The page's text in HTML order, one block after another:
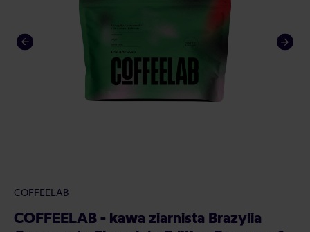
COFFEELAB
COFFEELAB - kawa ziarnista Brazylia